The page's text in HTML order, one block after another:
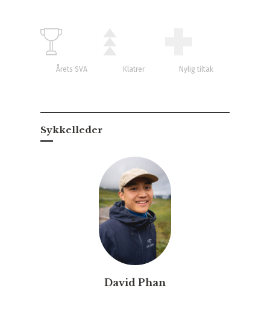
Sykkelleder
David Phan
Årets SVA Klatrer Nylig tiltak